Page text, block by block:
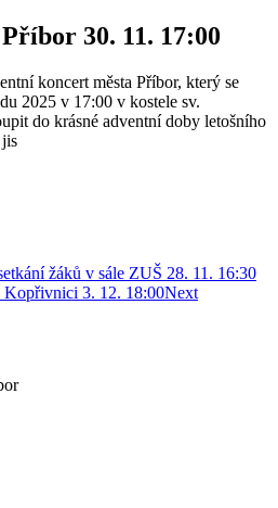
30. 11. 17:00
koncert města Příbor, který se
2025 v 17:00 v kostele sv.
do krásné adventní doby letošního
žáků v sále ZUŠ 28. 11. 16:30
Kopřivnici 3. 12. 18:00Next